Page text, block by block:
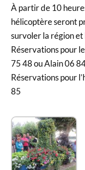
À partir de 10
hélicoptère seront
survoler la région
Réservations pour
75 48 ou Alain 06
Réservations pour
85